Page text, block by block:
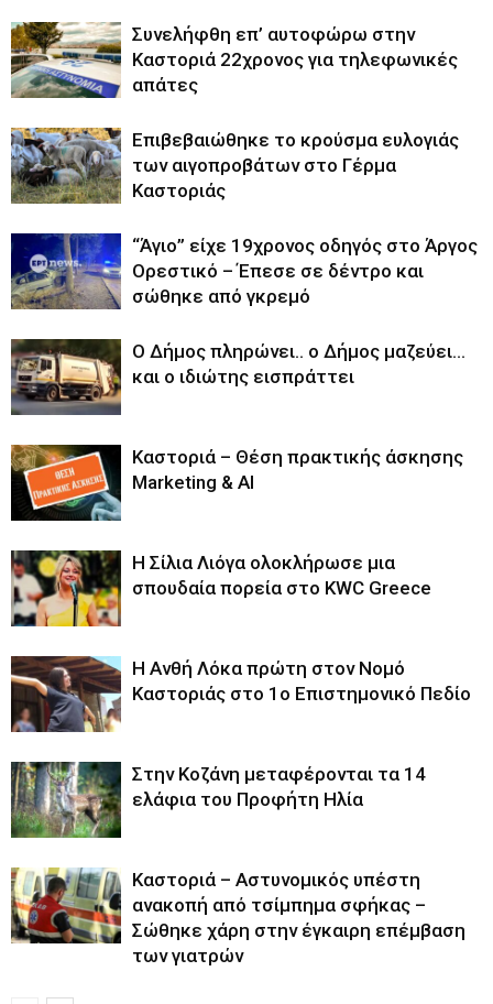
Συνελήφθη επ’ αυτοφώρω στην
Καστοριά 22χρονος για τηλεφωνικές
απάτες
Επιβεβαιώθηκε το κρούσμα ευλογιάς
των αιγοπροβάτων στο Γέρμα
Καστοριάς
“Άγιο” είχε 19χρονος οδηγός στο Άργος
Ορεστικό – Έπεσε σε δέντρο και
σώθηκε από γκρεμό
Ο Δήμος πληρώνει.. o Δήμος μαζεύει…
και ο ιδιώτης εισπράττει
Καστοριά – Θέση πρακτικής άσκησης
Marketing & AI
Η Σίλια Λιόγα ολοκλήρωσε μια
σπουδαία πορεία στο KWC Greece
Η Ανθή Λόκα πρώτη στον Νομό
Καστοριάς στο 1ο Επιστημονικό Πεδίο
Στην Κοζάνη μεταφέρονται τα 14
ελάφια του Προφήτη Ηλία
Καστοριά – Αστυνομικός υπέστη
ανακοπή από τσίμπημα σφήκας –
Σώθηκε χάρη στην έγκαιρη επέμβαση
των γιατρών